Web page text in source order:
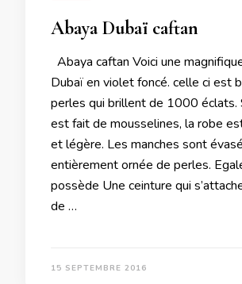
Abaya Dubaï caftan
Abaya caftan Voici une
Dubaï en violet foncé. celle ci est
perles qui brillent de 1000 éclats.
est fait de mousselines, la robe
et légère. Les manches sont
entièrement ornée de perles.
possède Une ceinture qui
de …
15 SEPTEMBRE 2016